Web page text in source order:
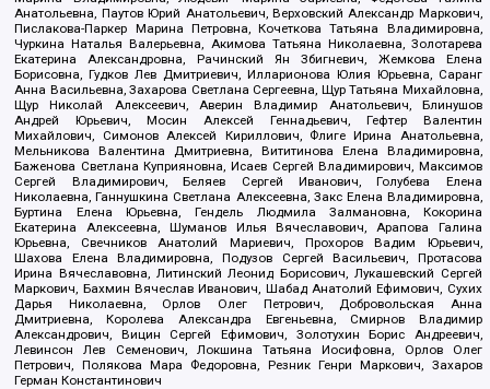
Анатольевна, Паутов Юрий Анатольевич, Верховский Александр Маркович,
Пислакова-Паркер Марина Петровна, Кочеткова Татьяна Владимировна,
Чуркина Наталья Валерьевна, Акимова Татьяна Николаевна, Золотарева
Екатерина Александровна, Рачинский Ян Збигневич, Жемкова Елена
Борисовна, Гудков Лев Дмитриевич, Илларионова Юлия Юрьевна, Саранг
Анна Васильевна, Захарова Светлана Сергеевна, Щур Татьяна Михайловна,
Щур Николай Алексеевич, Аверин Владимир Анатольевич, Блинушов
Андрей Юрьевич, Мосин Алексей Геннадьевич, Гефтер Валентин
Михайлович, Симонов Алексей Кириллович, Флиге Ирина Анатольевна,
Мельникова Валентина Дмитриевна, Вититинова Елена Владимировна,
Баженова Светлана Куприяновна, Исаев Сергей Владимирович, Максимов
Сергей Владимирович, Беляев Сергей Иванович, Голубева Елена
Николаевна, Ганнушкина Светлана Алексеевна, Закс Елена Владимировна,
Буртина Елена Юрьевна, Гендель Людмила Залмановна, Кокорина
Екатерина Алексеевна, Шуманов Илья Вячеславович, Арапова Галина
Юрьевна, Свечников Анатолий Мариевич, Прохоров Вадим Юрьевич,
Шахова Елена Владимировна, Подузов Сергей Васильевич, Протасова
Ирина Вячеславовна, Литинский Леонид Борисович, Лукашевский Сергей
Маркович, Бахмин Вячеслав Иванович, Шабад Анатолий Ефимович, Сухих
Дарья Николаевна, Орлов Олег Петрович, Добровольская Анна
Дмитриевна, Королева Александра Евгеньевна, Смирнов Владимир
Александрович, Вицин Сергей Ефимович, Золотухин Борис Андреевич,
Левинсон Лев Семенович, Локшина Татьяна Иосифовна, Орлов Олег
Петрович, Полякова Мара Федоровна, Резник Генри Маркович, Захаров
Герман Константинович